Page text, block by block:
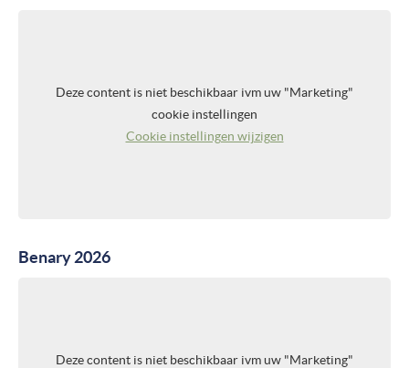
Deze content is niet beschikbaar ivm uw "Marketing"
cookie instellingen
Cookie instellingen wijzigen
Benary 2026
Deze content is niet beschikbaar ivm uw "Marketing"